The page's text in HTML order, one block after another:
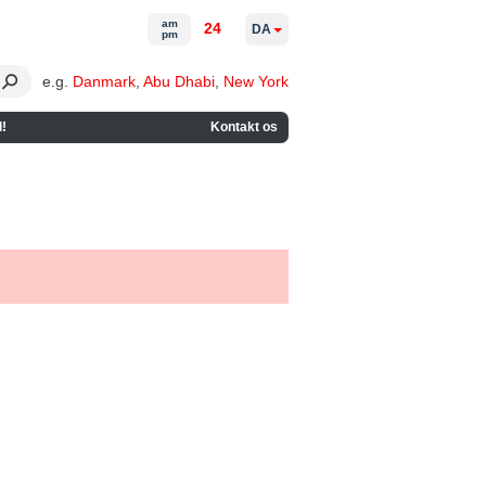
e.g. Danmark Abu Dhabi New York
Kontakt os
am
pm
24 DA